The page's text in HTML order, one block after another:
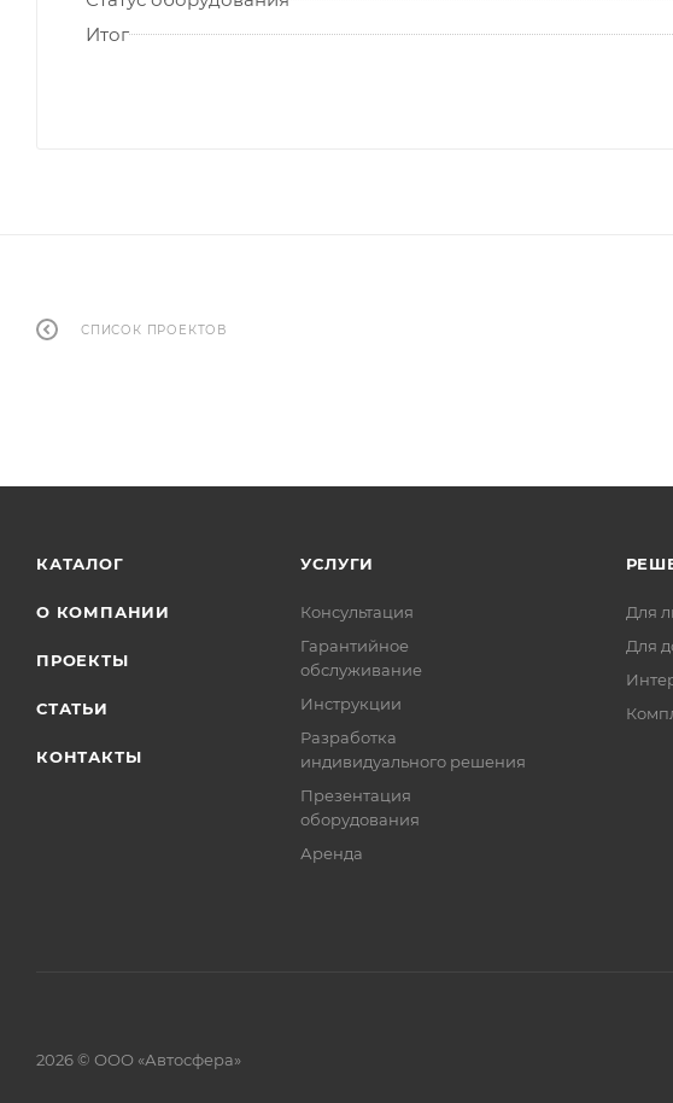
Итог
СПИСОК ПРОЕКТОВ
КАТАЛОГ
О КОМПАНИИ
ПРОЕКТЫ
СТАТЬИ
КОНТАКТЫ
УСЛУГИ
Консультация
Гарантийное
обслуживание
Инструкции
Разработка
индивидуального решения
Презентация
оборудования
Аренда
Для
Для
2026 © ООО «Автосфера»